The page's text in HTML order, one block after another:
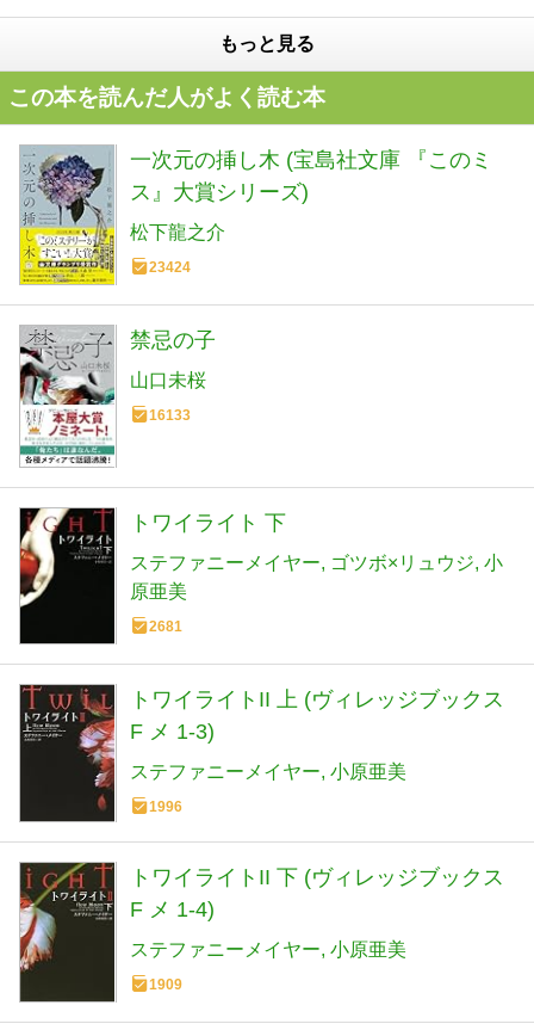
もっと見る
この本を読んだ人がよく読む本
一次元の挿し木 (宝島社文庫 『このミ
ス』大賞シリーズ)
松下龍之介
23424
禁忌の子
山口未桜
16133
トワイライト 下
ステファニーメイヤー ゴツボ×リュウジ 小
原亜美
2681
トワイライトII 上 (ヴィレッジブックス
F メ 1-3)
ステファニーメイヤー 小原亜美
1996
トワイライトII 下 (ヴィレッジブックス
F メ 1-4)
ステファニーメイヤー 小原亜美
1909